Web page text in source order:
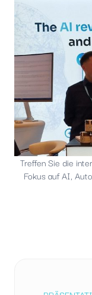
Treffen Sie die
Fokus auf AI,